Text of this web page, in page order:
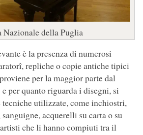
Nazionale della Puglia
è la presenza di numerosi
repliche o copie antiche tipici
per la maggior parte dal
per quanto riguarda i disegni, si
utilizzate, come inchiostri,
acquerelli su carta o su
che li hanno compiuti tra il